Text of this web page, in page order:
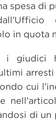
spesa di
in quota
i giudici
cui
di un